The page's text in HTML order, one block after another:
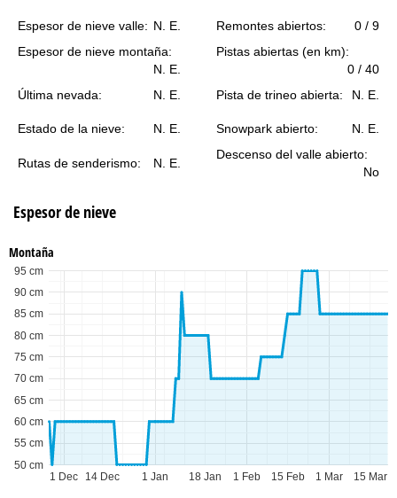
c
i
p
a
l
Espesor de nieve valle: N. E. Remontes abiertos:
0 / 9
Espesor de nieve montaña:
N. E.
Pistas abiertas (en km):
0 / 40
Última nevada:
N. E. Pista de trineo abierta: N. E.
Estado de la nieve: N. E. Snowpark abierto: N. E.
Rutas de senderismo: N. E.
Descenso del valle abierto:
No
Espesor de nieve
Montaña
1 Dec 1 Jan 1 Feb 1 Mar
14 Dec 18 Jan 15 Feb 15 Mar
50 cm
55 cm
60 cm
65 cm
70 cm
75 cm
80 cm
85 cm
90 cm
95 cm